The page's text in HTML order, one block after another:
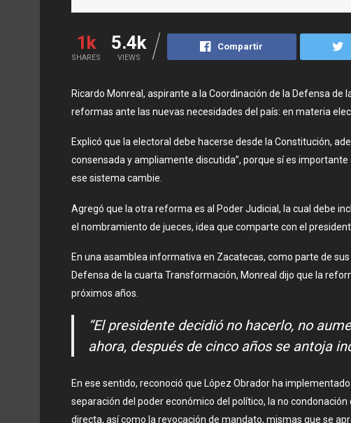
1k
SHARES
5.4k
VIEWS
Compartir
Ricardo Monreal, aspirante a la Coordinación de la Defensa
reformas ante las nuevas necesidades del país: en materia
Explicó que la electoral debe hacerse desde la Constitución,
consensada y ampliamente discutida”, porque sí es
ese sistema cambie.
Agregó que la otra reforma es al Poder Judicial, la cual debe
el nombramiento de jueces, idea que comparte con el
En una asamblea informativa en Zacatecas, como parte de
Defensa de la cuarta Transformación, Monreal dijo que la
próximos años.
“El presidente decidió no hacerlo, no
ahora, después de cinco años se antoja
En ese sentido, reconoció que López Obrador ha
separación del poder económico del político, la no
directa, así como la revocación de mandato, mismas que se